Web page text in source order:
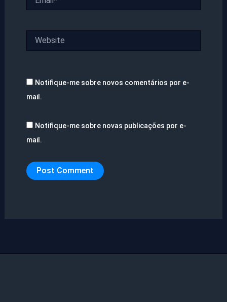
Notifique-me sobre novos comentários por e-
mail.
Notifique-me sobre novas publicações por e-
mail.